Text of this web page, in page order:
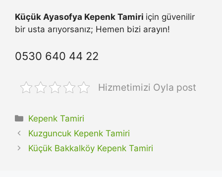
Küçük Ayasofya Kepenk Tamiri için güvenilir
bir usta arıyorsanız; Hemen bizi arayın!
0530 640 44 22
Hizmetimizi Oyla post
Kategoriler
Kepenk Tamiri
Kuzguncuk Kepenk Tamiri
Küçük Bakkalköy Kepenk Tamiri